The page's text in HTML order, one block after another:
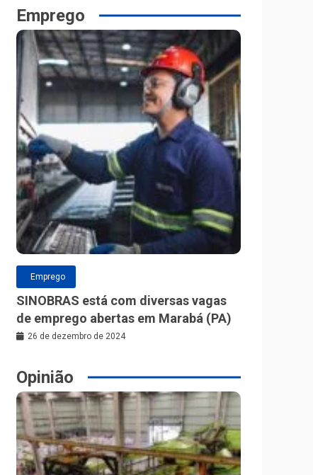
Emprego
Emprego
SINOBRAS está com diversas vagas
de emprego abertas em Marabá (PA)
26 de dezembro de 2024
Opinião